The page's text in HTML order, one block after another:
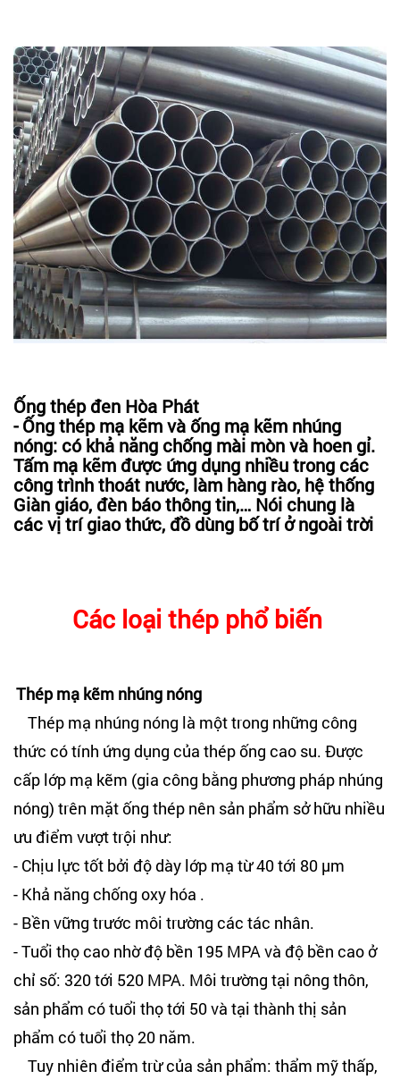
Ống thép đen Hòa Phát
- Ống thép mạ kẽm và ống mạ kẽm nhúng
nóng: có khả năng chống mài mòn và hoen gỉ.
Tấm mạ kẽm được ứng dụng nhiều trong các
công trình thoát nước, làm hàng rào, hệ thống
Giàn giáo, đèn báo thông tin,… Nói chung là
các vị trí giao thức, đồ dùng bố trí ở ngoài trời
Các loại thép phổ biến
Thép mạ kẽm nhúng nóng
Thép mạ nhúng nóng là một trong những công
thức có tính ứng dụng của thép ống cao su. Được
cấp lớp mạ kẽm (gia công bằng phương pháp nhúng
nóng) trên mặt ống thép nên sản phẩm sở hữu nhiều
ưu điểm vượt trội như:
- Chịu lực tốt bởi độ dày lớp mạ từ 40 tới 80 μm
- Khả năng chống oxy hóa .
- Bền vững trước môi trường các tác nhân.
- Tuổi thọ cao nhờ độ bền 195 MPA và độ bền cao ở
chỉ số: 320 tới 520 MPA. Môi trường tại nông thôn,
sản phẩm có tuổi thọ tới 50 và tại thành thị sản
phẩm có tuổi thọ 20 năm.
Tuy nhiên điểm trừ của sản phẩm: thẩm mỹ thấp,